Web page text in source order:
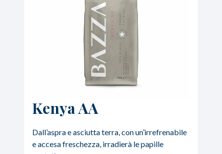
Kenya AA
Dall’aspra e asciutta terra, con un’irrefrenabile
e accesa freschezza, irradierà le papille